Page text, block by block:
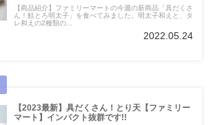
【商品紹介】ファミリーマートの今週の新商品「具だくさ
ん！鮭とろ明太子」を食べてみました。明太子和えと、タ
レ和えの2種類の...
2022.05.24
【2023最新】具だくさん！とり天【ファミリー
マート】インパクト抜群です!!